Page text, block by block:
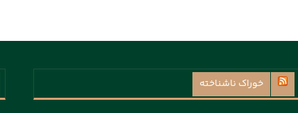
خوراک ناشناخته